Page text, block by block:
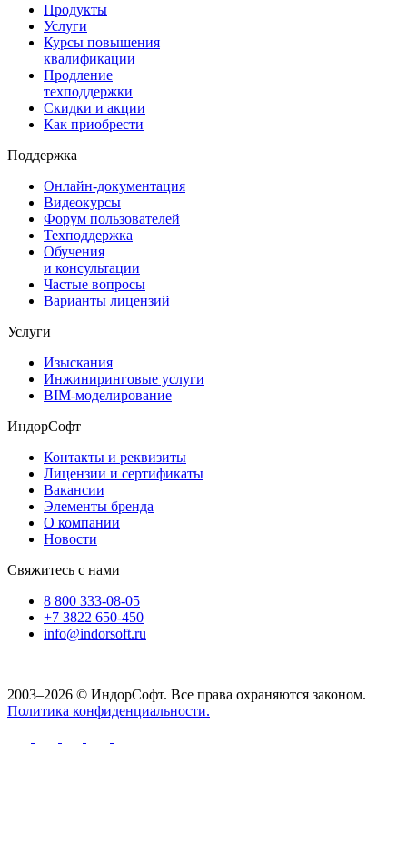
Продукты
Услуги
Курсы повышения
квалификации
Продление
техподдержки
Скидки и акции
Как приобрести
Поддержка
Онлайн-документация
Видеокурсы
Форум пользователей
Техподдержка
Обучения
и консультации
Частые вопросы
Варианты лицензий
Услуги
Изыскания
Инжиниринговые услуги
BIM-моделирование
ИндорСофт
Контакты и реквизиты
Лицензии и сертификаты
Вакансии
Элементы бренда
О компании
Новости
Свяжитесь с нами
8 800 333-08-05
+7 3822 650-450
info@indorsoft.ru
2003–2026 © ИндорСофт. Все права охраняются законом.
Политика конфиденциальности.